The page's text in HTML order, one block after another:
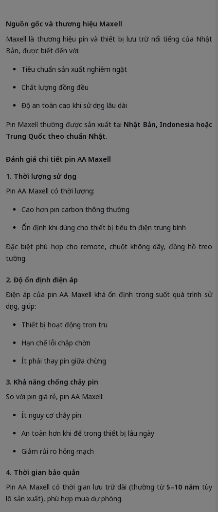
Nguồn gốc và thương hiệu Maxell
Maxell là thương hiệu pin và thiết bị lưu trữ nổi tiếng của Nhật
Bản, được biết đến với:
Tiêu chuẩn sản xuất nghiêm ngặt
Chất lượng đồng đều
Độ an toàn cao khi sử dụng lâu dài
Pin Maxell thường được sản xuất tại Nhật Bản, Indonesia hoặc
Trung Quốc theo chuẩn Nhật.
Đánh giá chi tiết pin AA Maxell
1. Thời lượng sử dụng
Pin AA Maxell có thời lượng:
Cao hơn pin carbon thông thường
Ổn định khi dùng cho thiết bị tiêu thụ điện trung bình
Đặc biệt phù hợp cho remote, chuột không dây, đồng hồ treo
tường.
2. Độ ổn định điện áp
Điện áp của pin AA Maxell khá ổn định trong suốt quá trình sử
dụng, giúp:
Thiết bị hoạt động trơn tru
Hạn chế lỗi chập chờn
Ít phải thay pin giữa chừng
3. Khả năng chống chảy pin
So với pin giá rẻ, pin AA Maxell:
Ít nguy cơ chảy pin
An toàn hơn khi để trong thiết bị lâu ngày
Giảm rủi ro hỏng mạch
4. Thời gian bảo quản
Pin AA Maxell có thời gian lưu trữ dài (thường từ 5–10 năm tùy
lô sản xuất), phù hợp mua dự phòng.